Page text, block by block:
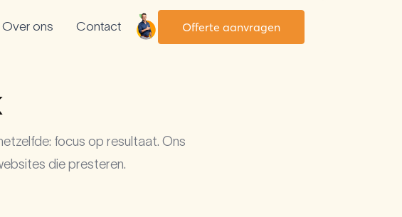
Over ons Contact
Offerte aanvragen
Klaar in 2 werkdagen
focus op resultaat. Ons
die presteren.